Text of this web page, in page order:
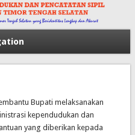
Bupati melaksanakan
kependudukan dan
yang diberikan kepada